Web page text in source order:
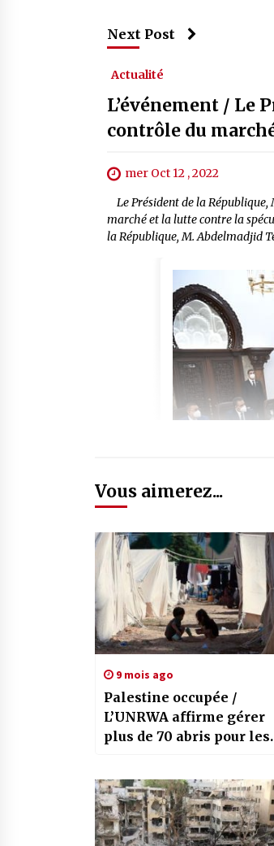
Next Post
Actualité
L’événement / Le
contrôle du
mer Oct 12 , 2022
Le Président de la
marché et la lutte contre la
la République, M. Abdelmadjid
Vous aimerez...
9 mois ago
Palestine occupée /
L’UNRWA affirme gérer
plus de 70 abris pour les
force